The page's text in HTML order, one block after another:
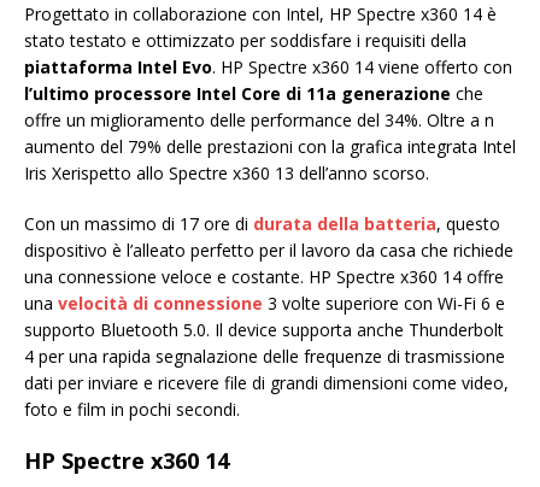
Progettato in collaborazione con Intel, HP Spectre x360 14 è
stato testato e ottimizzato per soddisfare i requisiti della
piattaforma Intel Evo. HP Spectre x360 14 viene offerto con
l’ultimo processore Intel Core di 11a generazione che
offre un miglioramento delle performance del 34%. Oltre a n
aumento del 79% delle prestazioni con la grafica integrata Intel
Iris Xerispetto allo Spectre x360 13 dell’anno scorso.
Con un massimo di 17 ore di durata della batteria, questo
dispositivo è l’alleato perfetto per il lavoro da casa che richiede
una connessione veloce e costante. HP Spectre x360 14 offre
una velocità di connessione 3 volte superiore con Wi-Fi 6 e
supporto Bluetooth 5.0. Il device supporta anche Thunderbolt
4 per una rapida segnalazione delle frequenze di trasmissione
dati per inviare e ricevere file di grandi dimensioni come video,
foto e film in pochi secondi.
HP Spectre x360 14